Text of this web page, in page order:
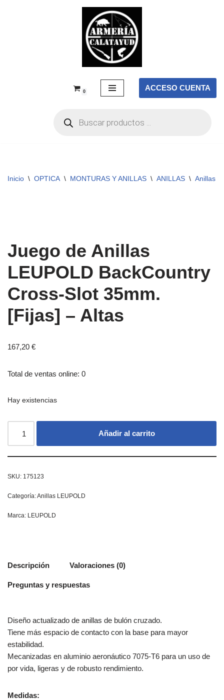
0 ACCESO CUENTA
Inicio \ OPTICA \ MONTURAS Y ANILLAS \ ANILLAS \ Anillas
Juego de Anillas
LEUPOLD BackCountry
Cross-Slot 35mm.
[Fijas] – Altas
167,20 €
Total de ventas online: 0
Hay existencias
Añadir al carrito
SKU: 175123
Categoría:Anillas LEUPOLD
Marca: LEUPOLD
Descripción Valoraciones (0)
Preguntas y respuestas
Diseño actualizado de anillas de bulón cruzado.
Tiene más espacio de contacto con la base para mayor
estabilidad.
Mecanizadas en aluminio aeronáutico 7075-T6 para un uso de
por vida, ligeras y de robusto rendimiento.
Medidas: